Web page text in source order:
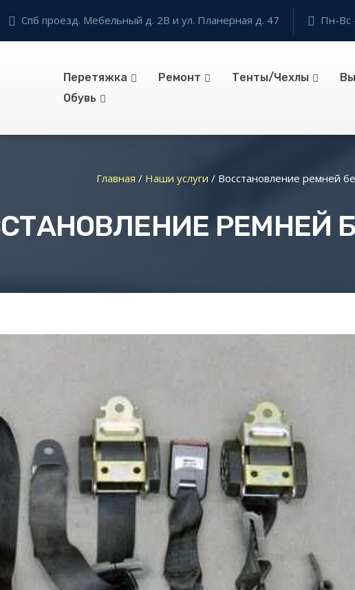
Спб проезд. Мебельный д. 2В и ул. Планерная д. 47 Пн-Вс
Перетяжка Ремонт Тенты/Чехлы
Обувь
Главная / Наши услуги / Восстановление ремней
РЕМНЕЙ